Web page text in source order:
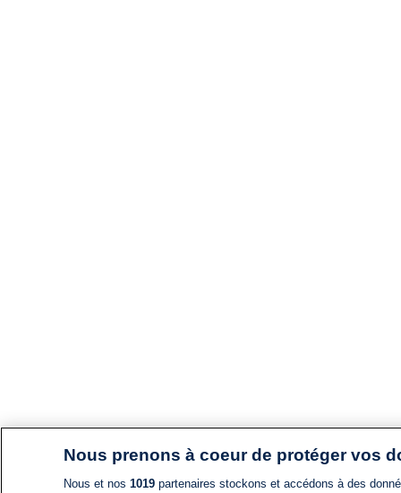
Nous prenons à coeur de protéger vos
Nous et nos 1019partenaires stockons et accédons à des